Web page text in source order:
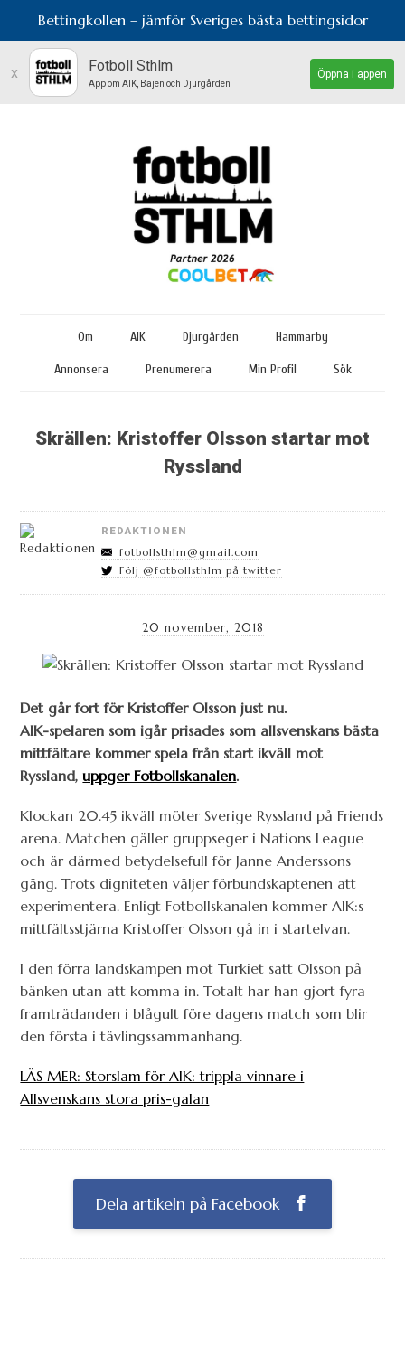
Bettingkollen – jämför Sveriges bästa bettingsidor
x Fotboll Sthlm
App om AIK, Bajen och Djurgården
Öppna i appen
Om AIK Djurgården Hammarby
Annonsera Prenumerera Min Profil Sök
Skrällen: Kristoffer Olsson startar mot
Ryssland
REDAKTIONEN
fotbollsthlm@gmail.com
Följ @fotbollsthlm på twitter
20 november, 2018
Det går fort för Kristoffer Olsson just nu.
AIK-spelaren som igår prisades som allsvenskans bästa
mittfältare kommer spela från start ikväll mot
Ryssland,uppger Fotbollskanalen.
Klockan 20.45 ikväll möter Sverige Ryssland på Friends
arena. Matchen gäller gruppseger i Nations League
och är därmed betydelsefull för Janne Anderssons
gäng. Trots digniteten väljer förbundskaptenen att
experimentera. Enligt Fotbollskanalen kommer AIK:s
mittfältsstjärna Kristoffer Olsson gå in i startelvan.
I den förra landskampen mot Turkiet satt Olsson på
bänken utan att komma in. Totalt har han gjort fyra
framträdanden i blågult före dagens match som blir
den första i tävlingssammanhang.
LÄS MER: Storslam för AIK: trippla vinnare i
Allsvenskans stora pris-galan
Dela artikeln på Facebook